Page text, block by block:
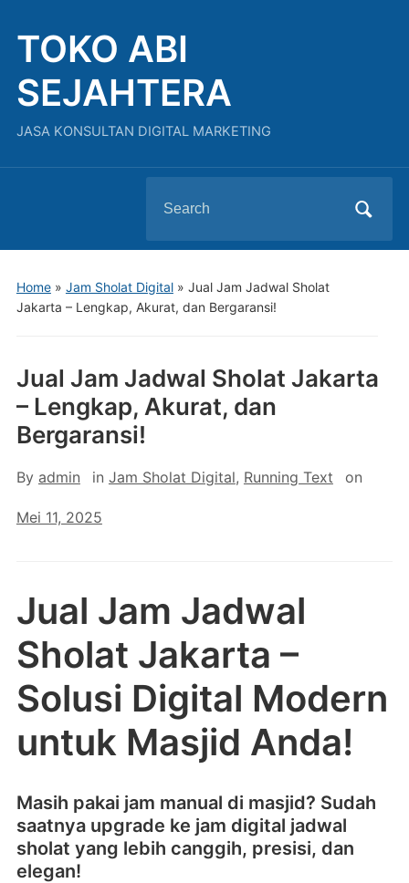
TOKO ABI
SEJAHTERA
JASA KONSULTAN DIGITAL MARKETING
for:
Home» Jam Sholat Digital» Jual Jam Jadwal Sholat
Jakarta – Lengkap, Akurat, dan Bergaransi!
Jual Jam Jadwal Sholat Jakarta
– Lengkap, Akurat, dan
Bergaransi!
By admin in Jam Sholat Digital, Running Text on
Mei 11, 2025
Jual Jam Jadwal
Sholat Jakarta –
Solusi Digital Modern
untuk Masjid Anda!
Masih pakai jam manual di masjid? Sudah
saatnya upgrade ke jam digital jadwal
sholat yang lebih canggih, presisi, dan
elegan!